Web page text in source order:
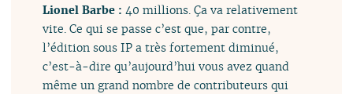
Lionel Barbe :40 millions. Ça va relativement
vite. Ce qui se passe c’est que, par contre,
l’édition sous IP a très fortement diminué,
c’est-à-dire qu’aujourd’hui vous avez quand
même un grand nombre de contributeurs qui